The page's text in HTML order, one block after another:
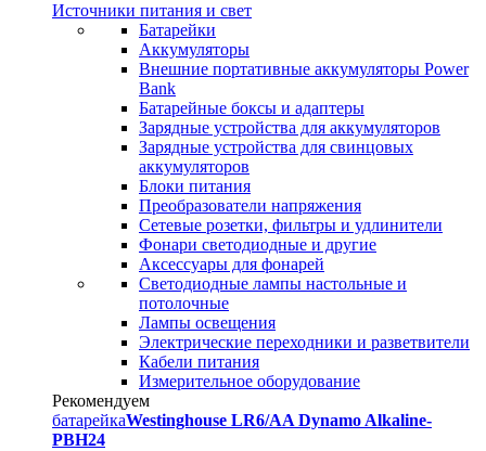
Источники питания и свет
Батарейки
Аккумуляторы
Внешние портативные аккумуляторы Power
Bank
Батарейные боксы и адаптеры
Зарядные устройства для аккумуляторов
Зарядные устройства для свинцовых
аккумуляторов
Блоки питания
Преобразователи напряжения
Сетевые розетки, фильтры и удлинители
Фонари светодиодные и другие
Аксессуары для фонарей
Светодиодные лампы настольные и
потолочные
Лампы освещения
Электрические переходники и разветвители
Кабели питания
Измерительное оборудование
Рекомендуем
батарейкаWestinghouse LR6/AA Dynamo Alkaline-
PBH24